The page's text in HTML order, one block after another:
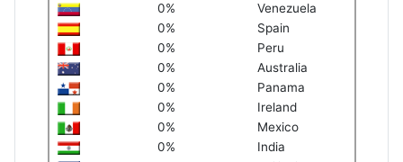
0%
Venezuela
0%
Spain
0%
Peru
0%
Australia
0%
Panama
0%
Ireland
0%
Mexico
0%
India